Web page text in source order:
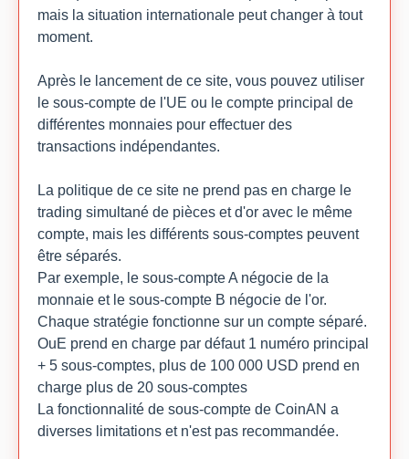
mais la situation internationale peut changer à tout
moment.
Après le lancement de ce site, vous pouvez utiliser
le sous-compte de l'UE ou le compte principal de
différentes monnaies pour effectuer des
transactions indépendantes.
La politique de ce site ne prend pas en charge le
trading simultané de pièces et d'or avec le même
compte, mais les différents sous-comptes peuvent
être séparés.
Par exemple, le sous-compte A négocie de la
monnaie et le sous-compte B négocie de l'or.
Chaque stratégie fonctionne sur un compte séparé.
OuE prend en charge par défaut 1 numéro principal
+ 5 sous-comptes, plus de 100 000 USD prend en
charge plus de 20 sous-comptes
La fonctionnalité de sous-compte de CoinAN a
diverses limitations et n'est pas recommandée.